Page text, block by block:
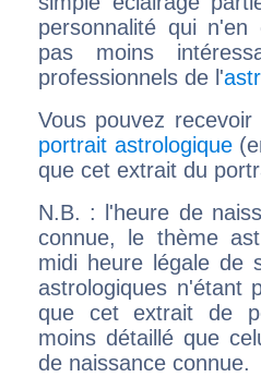
personnalité qui n'en
pas moins
professionnels de l'
Vous pouvez
portrait astrologique
que cet extrait du
N.B. : l'heure de
connue, le thème
midi heure légale de
astrologiques n'étant
que cet extrait de
moins détaillé que
de naissance connue.